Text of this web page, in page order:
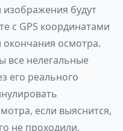
изображения будут
с GPS координатами
осмотра.
все нелегальные
его реального
если выяснится,
не проходили.